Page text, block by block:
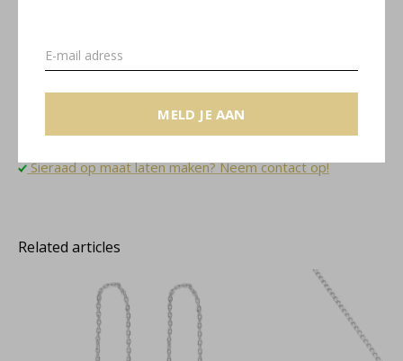
MELD JE AAN
Gratis verzending binnen NL
Sieradendoosje en gratis cadeauverpakking
Sieraad op maat laten maken? Neem contact op!
Related articles